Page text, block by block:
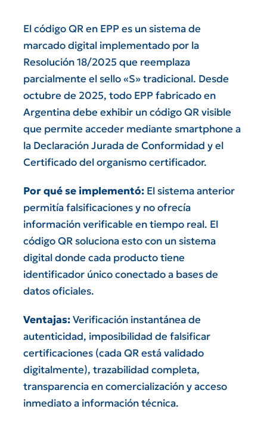
El código QR en EPP es un sistema de
marcado digital implementado por la
Resolución 18/2025 que reemplaza
parcialmente el sello «S» tradicional. Desde
octubre de 2025, todo EPP fabricado en
Argentina debe exhibir un código QR visible
que permite acceder mediante smartphone a
la Declaración Jurada de Conformidad y el
Certificado del organismo certificador.
Por qué se implementó:El sistema anterior
permitía falsificaciones y no ofrecía
información verificable en tiempo real. El
código QR soluciona esto con un sistema
digital donde cada producto tiene
identificador único conectado a bases de
datos oficiales.
Ventajas:Verificación instantánea de
autenticidad, imposibilidad de falsificar
certificaciones (cada QR está validado
digitalmente), trazabilidad completa,
transparencia en comercialización y acceso
inmediato a información técnica.